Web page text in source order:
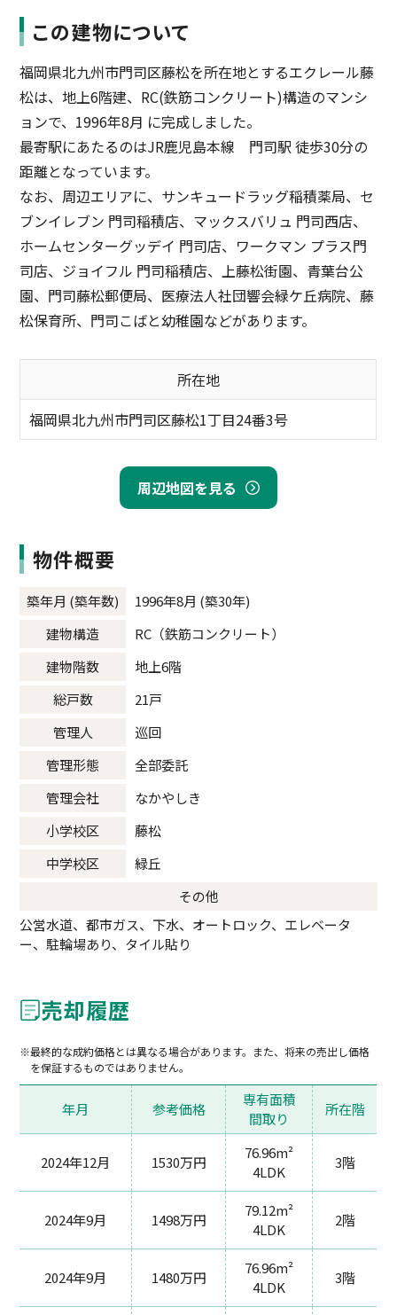
この建物について
福岡県北九州市門司区藤松を所在地とするエクレール藤
松は、地上6階建、RC(鉄筋コンクリート)構造のマンシ
ョンで、1996年8月 に完成しました。
最寄駅にあたるのはJR鹿児島本線 門司駅 徒歩30分の
距離となっています。
なお、周辺エリアに、サンキュードラッグ稲積薬局、セ
ブンイレブン 門司稲積店、マックスバリュ 門司西店、
ホームセンターグッデイ 門司店、ワークマン プラス門
司店、ジョイフル 門司稲積店、上藤松街園、青葉台公
園、門司藤松郵便局、医療法人社団響会緑ケ丘病院、藤
松保育所、門司こばと幼稚園などがあります。
所在地
福岡県北九州市門司区藤松1丁目24番3号
周辺地図を見る
物件概要
築年月 (築年数)
1996年8月 (築30年)
建物構造
RC（鉄筋コンクリート）
建物階数
地上6階
総戸数
21戸
管理人
巡回
管理形態
全部委託
管理会社
なかやしき
小学校区
藤松
中学校区
緑丘
その他
公営水道、都市ガス、下水、オートロック、エレベータ
ー、駐輪場あり、タイル貼り
売却履歴
最終的な成約価格とは異なる場合があります。また、将来の売出し価格
を保証するものではありません。
年月 参考価格
専有面積
間取り
所在階
2024年12月 1530万円
76.96m²
4LDK
3階
2024年9月 1498万円
79.12m²
4LDK
2階
2024年9月 1480万円
76.96m²
4LDK
3階